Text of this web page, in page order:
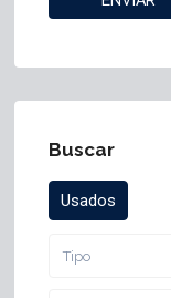
Buscar
Usados
Tipo